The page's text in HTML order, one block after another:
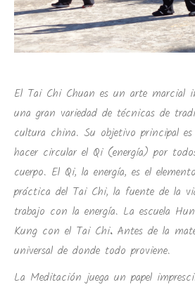
El Tai Chi Chuan es un arte marcial
una gran variedad de técnicas de
cultura china. Su objetivo principal
hacer circular el Qi (energía) por
cuerpo. El Qi, la energía, es el
práctica del Tai Chi, la fuente de la
trabajo con la energía. La escuela
Kung con el Tai Chi. Antes de la
universal de donde todo proviene.
La Meditación juega un papel